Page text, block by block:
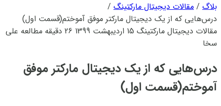
بلاگ / مقالات دیجیتال مارکتینگ /
درس‌هایی که از یک دیجیتال مارکتر موفق آموختم(قسمت اول)
مقالات دیجیتال مارکتینگ 15 اردیبهشت 1399 26 دقیقه مطالعه
علی
سخا
درس‌هایی که از یک دیجیتال مارکتر موفق
آموختم(قسمت اول)